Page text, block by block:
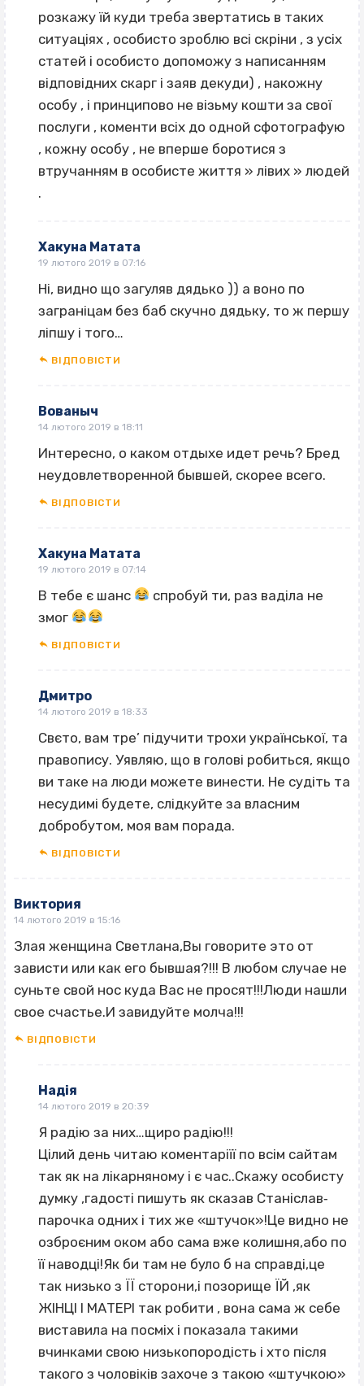
розкажу їй куди треба звертатись в таких
ситуаціях , особисто зроблю всі скріни , з усіх
статей і особисто допоможу з написанням
відповідних скарг і заяв декуди) , накожну
особу , і принципово не візьму кошти за свої
послуги , коменти всіх до одной сфотографую
, кожну особу , не вперше боротися з
втручанням в особисте життя » лівих » людей
.
Хакуна Матата
19 лютого 2019 в 07:16
Ні, видно що загуляв дядько )) а воно по
заграніцам без баб скучно дядьку, то ж першу
ліпшу і того…
ВІДПОВІCТИ
Вованыч
14 лютого 2019 в 18:11
Интересно, о каком отдыхе идет речь? Бред
неудовлетворенной бывшей, скорее всего.
ВІДПОВІCТИ
Хакуна Матата
19 лютого 2019 в 07:14
В тебе є шанс
спробуй ти, раз ваділа не
змог
ВІДПОВІCТИ
Дмитро
14 лютого 2019 в 18:33
Свєто, вам тре’ підучити трохи української, та
правопису. Уявляю, що в голові робиться, якщо
ви таке на люди можете винести. Не судіть та
несудимі будете, слідкуйте за власним
добробутом, моя вам порада.
ВІДПОВІCТИ
Виктория
14 лютого 2019 в 15:16
Злая женщина Светлана,Вы говорите это от
зависти или как его бывшая?!!! В любом случае не
суньте свой нос куда Вас не просят!!!Люди нашли
свое счастье.И завидуйте молча!!!
ВІДПОВІCТИ
Надія
14 лютого 2019 в 20:39
Я радію за них…щиро радію!!!
Цілий день читаю коментаріїї по всім сайтам
так як на лікарняному і є час..Скажу особисту
думку ‚гадості пишуть як сказав Станіслав‐
парочка одних і тих же «штучок»!Це видно не
озброєним оком або сама вже колишня,або по
її наводці!Як би там не було б на справді,це
так низько з ЇЇ сторони,і позорище ЇЙ ‚як
ЖІНЦІ І МАТЕРІ так робити , вона сама ж себе
виставила на посміх і показала такими
вчинками свою низькопородість і хто після
такого з чоловіків захоче з такою «штучкою»